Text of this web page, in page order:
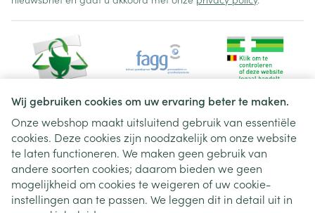
Wij gebruiken cookies om uw ervaring beter te maken.
Onze webshop maakt uitsluitend gebruik van essentiële
cookies. Deze cookies zijn noodzakelijk om onze website
te laten functioneren. We maken geen gebruik van
andere soorten cookies; daarom bieden we geen
mogelijkheid om cookies te weigeren of uw cookie-
instellingen aan te passen. We leggen dit in detail uit in
Juridische links